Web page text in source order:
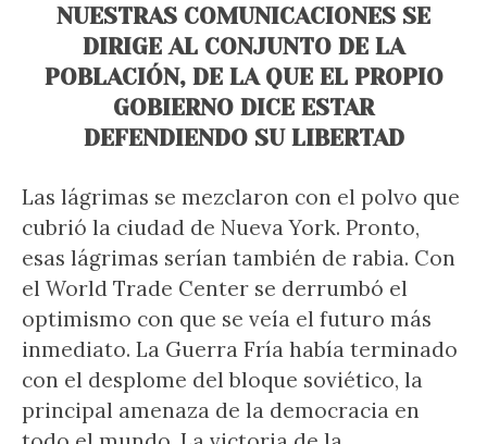
NUESTRAS COMUNICACIONES SE
DIRIGE AL CONJUNTO DE LA
POBLACIÓN, DE LA QUE EL PROPIO
GOBIERNO DICE ESTAR
DEFENDIENDO SU LIBERTAD
Las lágrimas se mezclaron con el polvo que
cubrió la ciudad de Nueva York. Pronto,
esas lágrimas serían también de rabia. Con
el World Trade Center se derrumbó el
optimismo con que se veía el futuro más
inmediato. La Guerra Fría había terminado
con el desplome del bloque soviético, la
principal amenaza de la democracia en